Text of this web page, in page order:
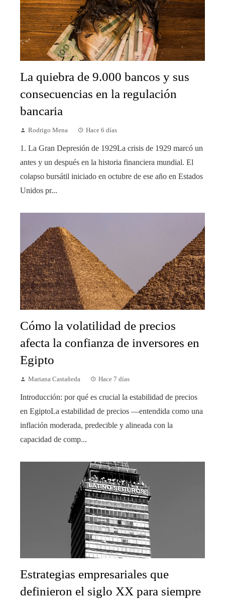
La quiebra de 9.000 bancos y sus
consecuencias en la regulación
bancaria
Rodrigo Mena Hace 6 días
1. La Gran Depresión de 1929La crisis de 1929 marcó un
antes y un después en la historia financiera mundial. El
colapso bursátil iniciado en octubre de ese año en Estados
Unidos pr...
Cómo la volatilidad de precios
afecta la confianza de inversores en
Egipto
Mariana Castañeda Hace 7 días
Introducción: por qué es crucial la estabilidad de precios
en EgiptoLa estabilidad de precios —entendida como una
inflación moderada, predecible y alineada con la
capacidad de comp...
Estrategias empresariales que
definieron el siglo XX para siempre